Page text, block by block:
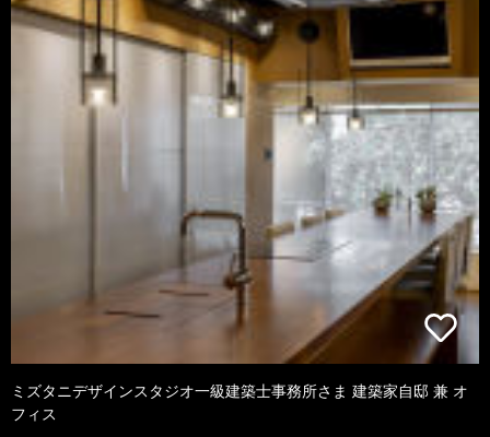
ミズタニデザインスタジオ一級建築士事務所さま 建築家自邸 兼 オ
フィス